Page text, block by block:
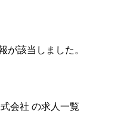
が該当しました。
会社 の求人一覧